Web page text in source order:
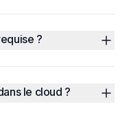
?
le cloud ?